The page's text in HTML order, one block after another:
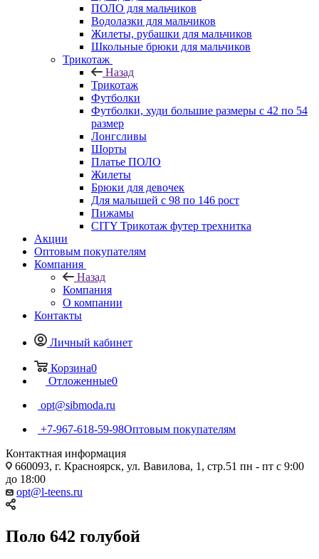
ПОЛО для мальчиков
Водолазки для мальчиков
Жилеты, рубашки для мальчиков
Школьные брюки для мальчиков
Трикотаж
Назад
Трикотаж
Футболки
Футболки, худи большие размеры с 42 по 54
размер
Лонгсливы
Шорты
Платье ПОЛО
Жилеты
Брюки для девочек
Для малышей с 98 по 146 рост
Пижамы
CITY Трикотаж футер трехнитка
Акции
Оптовым покупателям
Компания
Назад
Компания
О компании
Контакты
Личный кабинет
Корзина0
Отложенные0
opt@sibmoda.ru
+7-967-618-59-98Оптовым покупателям
Контактная информация
660093, г. Красноярск, ул. Вавилова, 1, стр.51 пн - пт с 9:00
до 18:00
opt@l-teens.ru
Поло 642 голубой